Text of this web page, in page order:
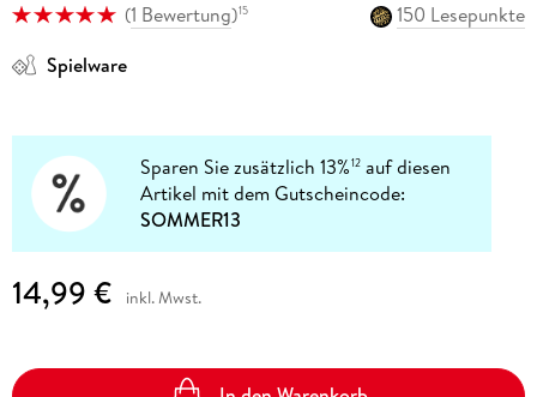
(1 Bewertung)15
150 Lesepunkte
Spielware
Sparen Sie zusätzlich 13%12 auf diesen
Artikel mit dem Gutscheincode:
SOMMER13
14,99 € inkl. Mwst.